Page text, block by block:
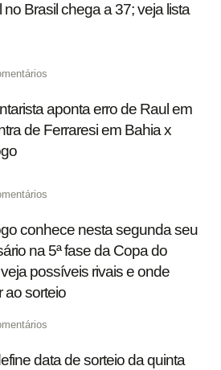
no Brasil chega a 37; veja lista
aponta erro de Raul em
de Ferraresi em Bahia x
conhece nesta segunda seu
na 5ª fase da Copa do
possíveis rivais e onde
ao sorteio
data de sorteio da quinta